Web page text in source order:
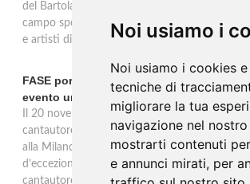
Noi usiamo i
Noi usiamo i cookies
tecniche di
migliorare la tua
navigazione nel
mostrarti contenuti
e annunci mirati, per
del Bartolaccio anima le domeniche 2 e 9
campo sportivo cotture alla piastra, stand
e artisti di strada, ingresso libero per tutta la
FASE porta la sua musica alla Milano
evento unico
Il 20 novembre alle 19 all’Ostello Bello Milano
cantautore torinese FASE sarà protagonista di
alla Milano Music Week: un concerto e talk
d’eccezione, tra musica, dialogo e riflessioni
cantautore.